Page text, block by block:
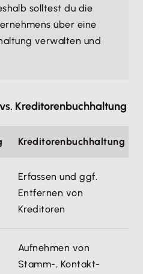
solltest du die
über eine
verwalten und
Kreditorenbuchhaltung
Kreditorenbuchhaltung
Erfassen und ggf.
Entfernen von
Kreditoren
Aufnehmen von
Stamm-, Kontakt-